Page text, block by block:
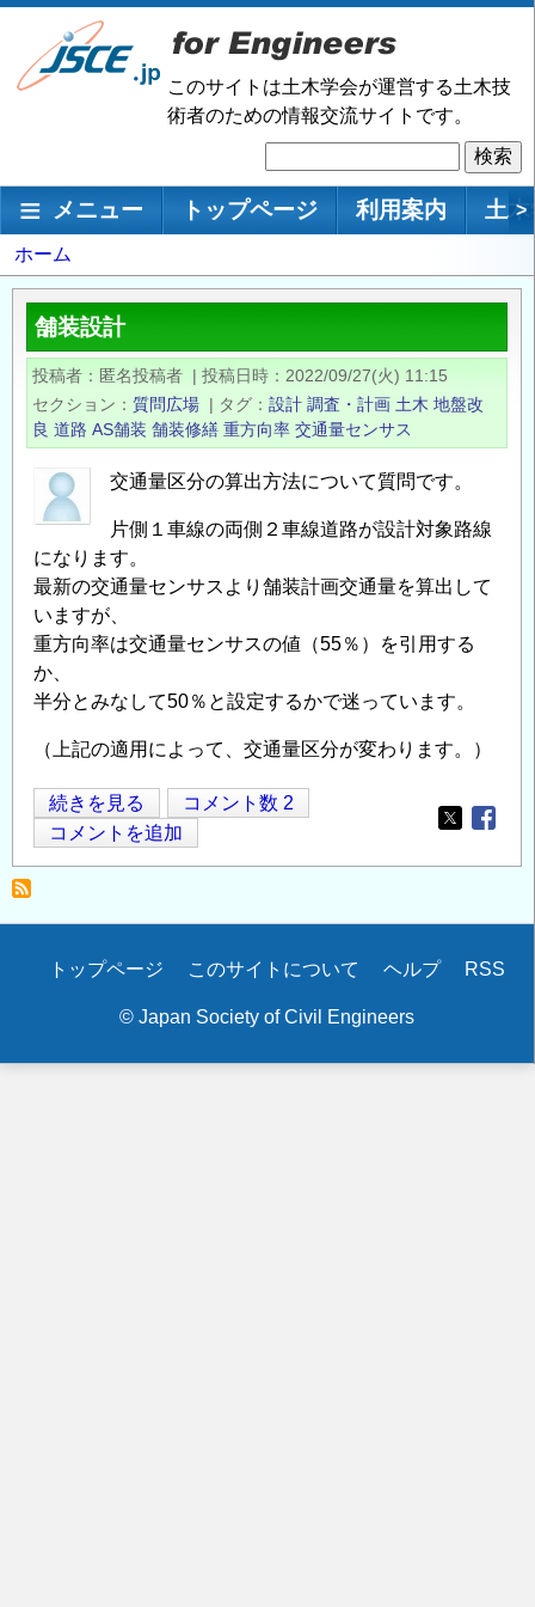
メ
ン
移
このサイトは土木学会が運営する土木技
術者のための情報交流サイトです。
索
メインナビゲーション
メニュー トップページ 利用案内 土 >
パ
ン
く
ず
ホーム
舗装設計
投稿者 匿名投稿者 | 投稿日時
2022/09/27(火) 11:15
セクション
質問広場 | タグ 設計 調査・計画 土木 地盤改
良 道路 AS舗装 舗装修繕 重方向率 交通量センサス
交通量区分の算出方法について質問です。
片側１車線の両側２車線道路が設計対象路線
になります。
最新の交通量センサスより舗装計画交通量を算出して
いますが、
重方向率は交通量センサスの値（55％）を引用する
か、
半分とみなして50％と設定するかで迷っています。
（上記の適用によって、交通量区分が変わります。）
舗
装
設
の
続きを見る
コメント数 2
コメントを追加
Opens in
Secondary
トップページ このサイトについて ヘルプ RSS
© Japan Society of Civil Engineers